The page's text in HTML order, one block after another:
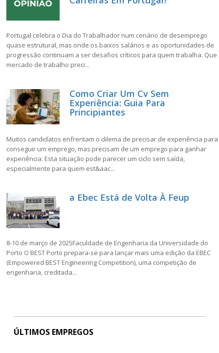
Portugal celebra o Dia do Trabalhador num cenário de desemprego
quase estrutural, mas onde os baixos salários e as oportunidades de
progressão continuam a ser desafios críticos para quem trabalha. Que
mercado de trabalho preci...
Como Criar Um Cv Sem
Experiência: Guia Para
Principiantes
Muitos candidatos enfrentam o dilema de precisar de experiência para
conseguir um emprego, mas precisam de um emprego para ganhar
experiência. Esta situação pode parecer um ciclo sem saída,
especialmente para quem est&aac...
a Ebec Está de Volta À Feup
8-10 de março de 2025Faculdade de Engenharia da Universidade do
Porto O BEST Porto prepara-se para lançar mais uma edição da EBEC
(Empowered BEST Engineering Competition), uma competição de
engenharia, creditada...
ÚLTIMOS EMPREGOS